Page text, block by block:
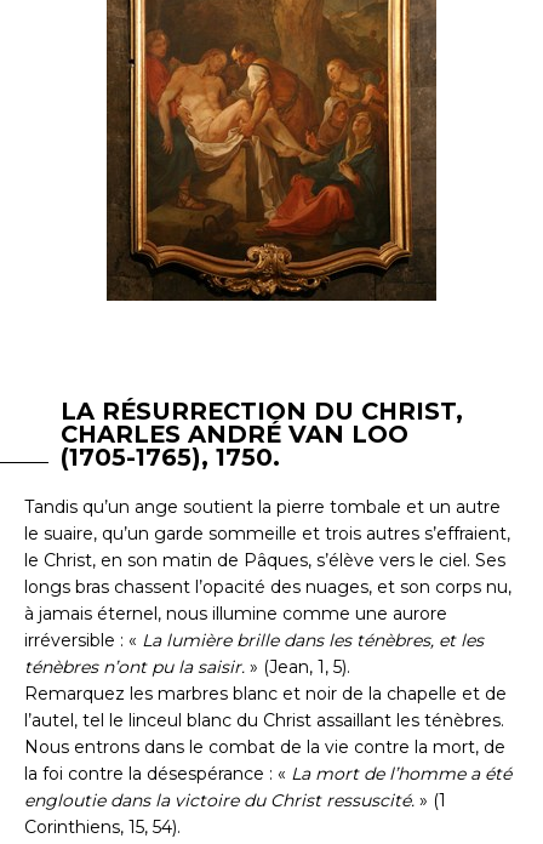
LA RÉSURRECTION DU CHRIST,
CHARLES ANDRÉ VAN LOO
(1705-1765), 1750.
Tandis qu’un ange soutient la pierre tombale et un autre
le suaire, qu’un garde sommeille et trois autres s’effraient,
le Christ, en son matin de Pâques, s’élève vers le ciel. Ses
longs bras chassent l’opacité des nuages, et son corps nu,
à jamais éternel, nous illumine comme une aurore
irréversible : « La lumière brille dans les ténèbres, et les
ténèbres n’ont pu la saisir. » (Jean, 1, 5).
Remarquez les marbres blanc et noir de la chapelle et de
l’autel, tel le linceul blanc du Christ assaillant les ténèbres.
Nous entrons dans le combat de la vie contre la mort, de
la foi contre la désespérance : « La mort de l’homme a été
engloutie dans la victoire du Christ ressuscité. » (1
Corinthiens, 15, 54).